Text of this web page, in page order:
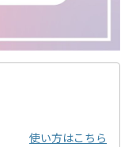
使い方はこちら